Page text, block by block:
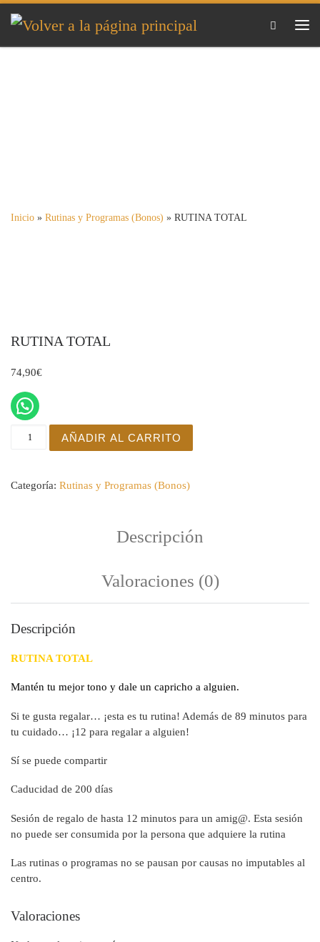
Saltar al contenido
Inicio » Rutinas y Programas (Bonos) » RUTINA TOTAL
RUTINA TOTAL
74,90€
RUTINA TOTAL cantidad
AÑADIR AL CARRITO
Categoría: Rutinas y Programas (Bonos)
Descripción
Valoraciones (0)
Descripción
RUTINA TOTAL
Mantén tu mejor tono y dale un capricho a alguien.
Si te gusta regalar… ¡esta es tu rutina! Además de 89 minutos para
tu cuidado… ¡12 para regalar a alguien!
Sí se puede compartir
Caducidad de 200 días
Sesión de regalo de hasta 12 minutos para un amig@. Esta sesión
no puede ser consumida por la persona que adquiere la rutina
Las rutinas o programas no se pausan por causas no imputables al
centro.
Valoraciones